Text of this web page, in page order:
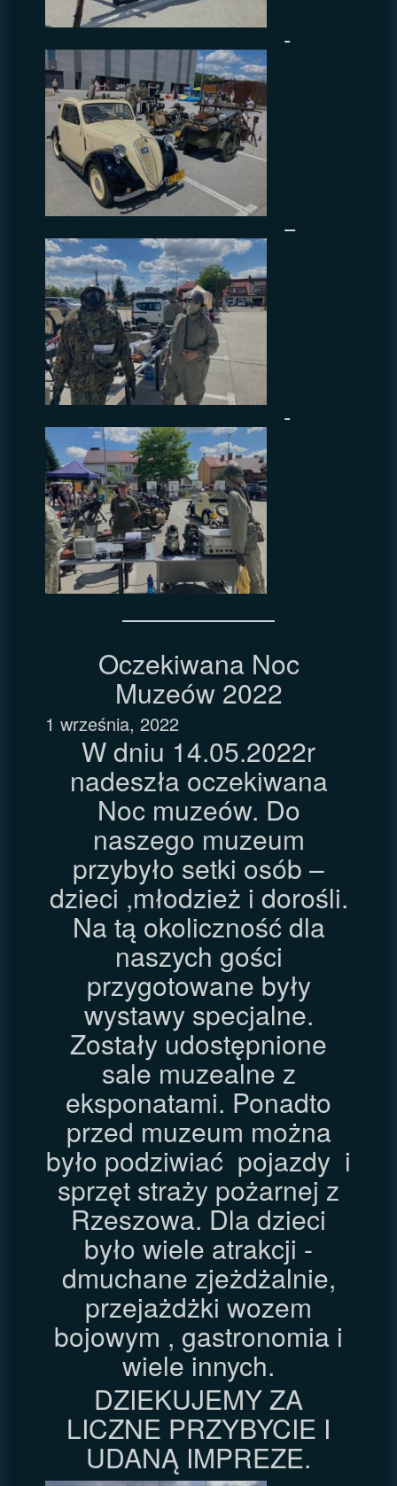
Oczekiwana Noc
Muzeów 2022
1 września, 2022
W dniu 14.05.2022r
nadeszła oczekiwana
Noc muzeów. Do
naszego muzeum
przybyło setki osób –
dzieci ,młodzież i dorośli.
Na tą okoliczność dla
naszych gości
przygotowane były
wystawy specjalne.
Zostały udostępnione
sale muzealne z
eksponatami. Ponadto
przed muzeum można
było podziwiać pojazdy i
sprzęt straży pożarnej z
Rzeszowa. Dla dzieci
było wiele atrakcji -
dmuchane zjeżdżalnie,
przejażdżki wozem
bojowym , gastronomia i
wiele innych.
DZIEKUJEMY ZA
LICZNE PRZYBYCIE I
UDANĄ IMPREZE.